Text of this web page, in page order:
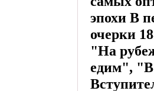
эпохи В
очерки
"На
едим", "В